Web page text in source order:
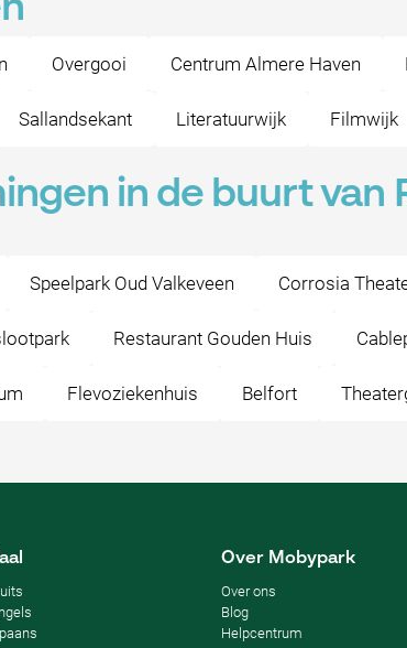
Overgooi Centrum Almere Haven
Sallandsekant Literatuurwijk Filmwijk
in de buurt van
Speelpark Oud Valkeveen Corrosia
Restaurant Gouden Huis
Flevoziekenhuis Belfort
Over Mobypark
Over ons
Blog
Helpcentrum